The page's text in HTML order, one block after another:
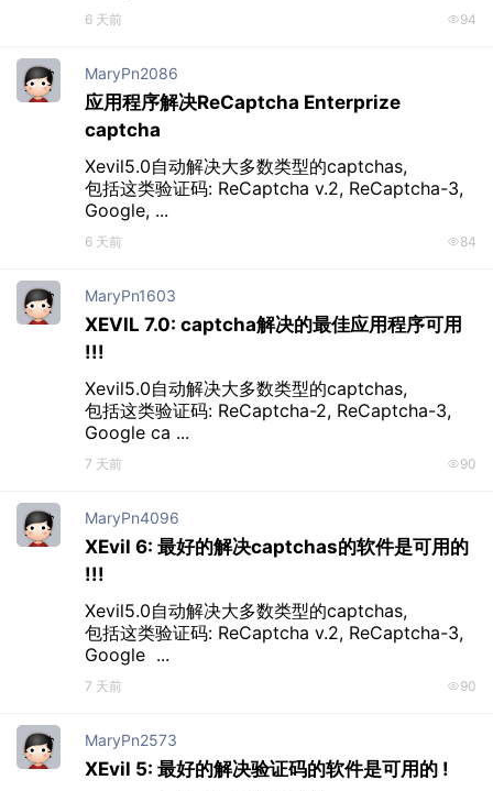
6 天前 94
MaryPn2086
应用程序解决ReCaptcha Enterprize
captcha
Xevil5.0自动解决大多数类型的captchas,
包括这类验证码: ReCaptcha v.2, ReCaptcha-3,
Google, ...
6 天前 84
MaryPn1603
XEVIL 7.0: captcha解决的最佳应用程序可用
!!!
Xevil5.0自动解决大多数类型的captchas,
包括这类验证码: ReCaptcha-2, ReCaptcha-3,
Google ca ...
7 天前 90
MaryPn4096
XEvil 6: 最好的解决captchas的软件是可用的
!!!
Xevil5.0自动解决大多数类型的captchas,
包括这类验证码: ReCaptcha v.2, ReCaptcha-3,
Google  ...
7 天前 90
MaryPn2573
XEvil 5: 最好的解决验证码的软件是可用的 !